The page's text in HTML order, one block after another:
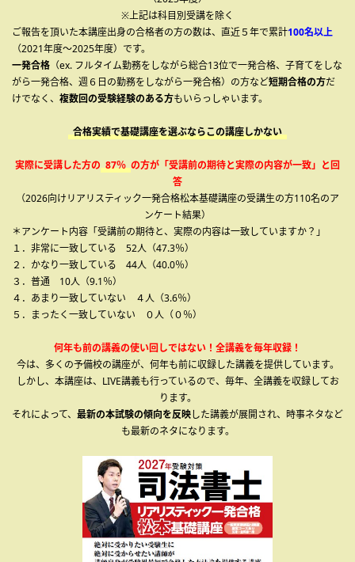
※上記は科目別受講を除く
ご報告を頂いた本講座出身の合格者の方の数は、直近５年で累計100名以上
（2021年度～2025年度）です。
一発合格 （ex. フルタイム勤務をしながら総合13位で一発合格、子育てをしな
がら一発合格、週６日の勤務をしながら一発合格）の方など短期合格の方だ
けでなく、 複数回の受験経験のある方もいらっしゃいます。
合格実績で基礎講座を選ぶならこの講座しかない
実際に受講した方の 87％ の方が「受講前の期待と実際の内容が一致」と回
答
（2026向けリアリスティック一発合格松本基礎講座の受講生の方110名のア
ンケート結果）
＊アンケート内容「受講前の期待と、実際の内容は一致していますか？」
１．非常に一致している 52人（47.3％）
２．かなり一致している 44人（40.0％）
３．普通 10人（9.1％）
４．あまり一致していない ４人（3.6％）
５．まったく一致していない ０人（０％）
何年も前の講義の使い回しではない！全講義を毎年収録！
今は、多くの予備校の講座が、何年も前に収録した講義を提供しています。
しかし、本講座は、LIVE講義も行っているので、毎年、全講義を収録してお
ります。
それによって、 最新の本試験の傾向を反映した講義が展開され、時事ネタなど
も最新のネタになります。